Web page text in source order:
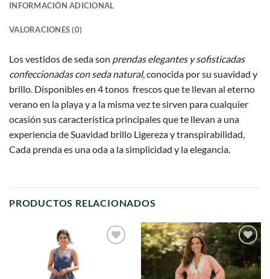
INFORMACIÓN ADICIONAL
VALORACIONES (0)
Los vestidos de seda son prendas elegantes y sofisticadas
confeccionadas con seda natural, conocida por su suavidad y
brillo. Disponibles en 4 tonos frescos que te llevan al eterno
verano en la playa y a la misma vez te sirven para cualquier
ocasión sus característica principales que te llevan a una
experiencia de Suavidad brillo Ligereza y transpirabilidad,
Cada prenda es una oda a la simplicidad y la elegancia.
PRODUCTOS RELACIONADOS
Agregar
favoritos